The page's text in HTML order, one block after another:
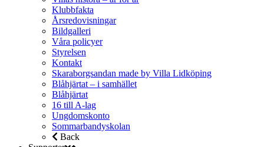
Klubbfakta
Årsredovisningar
Bildgalleri
Våra policyer
Styrelsen
Kontakt
Skaraborgsandan made by Villa Lidköping
Blåhjärtat – i samhället
Blåhjärtat
16 till A-lag
Ungdomskonto
Sommarbandyskolan
Back